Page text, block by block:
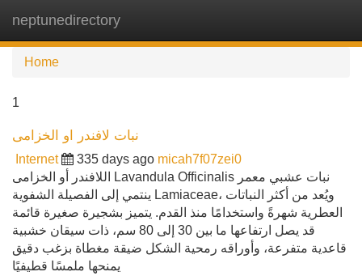
neptunedirectory
Home
1
نبات لافندر او الخزامى
Internet 335 days ago micah7f07zei0
اللافندر أو الخزامى Lavandula Officinalis نبات عشبي معمر
ينتمي إلى الفصيلة الشفوية Lamiaceae، ويُعد من أكثر النباتات
العطرية شهرةً واستخدامًا منذ القدم. يتميز بشجيرة صغيرة قائمة
قد يصل ارتفاعها ما بين 30 إلى 80 سم، ذات سيقان خشبية
قاعدية متفرعة، وأوراقه رمحية الشكل ضيقة مغطاة بزغب دقيق
يمنحها ملمسًا قطيفيًا